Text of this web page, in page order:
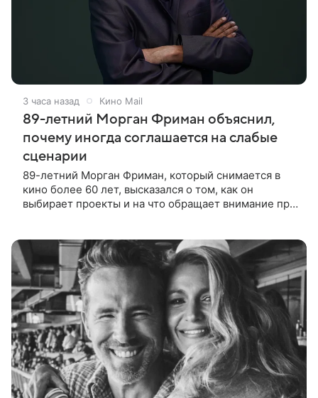
3 часа назад Кино Mail
89-летний Морган Фриман объяснил,
почему иногда соглашается на слабые
сценарии
89-летний Морган Фриман, который снимается в
кино более 60 лет, высказался о том, как он
выбирает проекты и на что обращает внимание при